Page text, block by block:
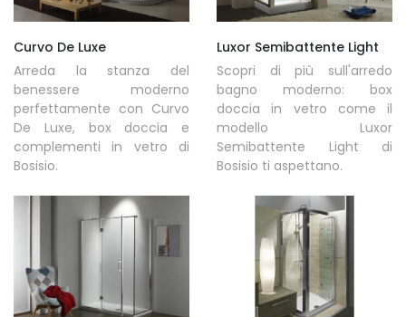
Curvo De Luxe
Arreda la stanza del
benessere moderno
perfettamente con Curvo
De Luxe, box doccia e
complementi in vetro di
Bosisio.
Luxor Semibattente Light
Scopri di più sull'arredo
bagno moderno: box
doccia in vetro come il
modello Luxor
Semibattente Light di
Bosisio ti aspettano.